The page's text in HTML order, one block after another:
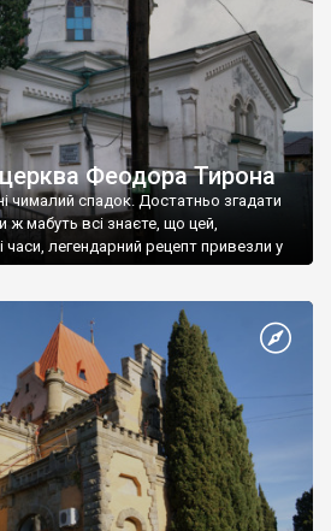
Феодора Тирона
чималий спадок. Достатньо згадати
ж мабуть всі знаєте, що цей,
часи, легендарний рецепт привезли у